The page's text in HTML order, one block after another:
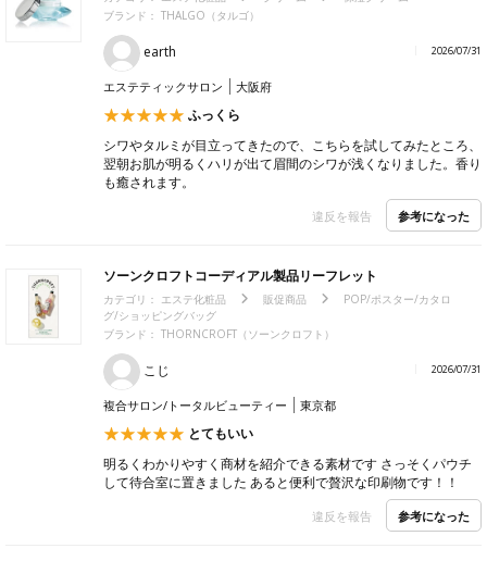
ブランド： THALGO（タルゴ）
earth 2026/07/31
エステティックサロン 大阪府
ふっくら
シワやタルミが目立ってきたので、こちらを試してみたところ、
翌朝お肌が明るくハリが出て眉間のシワが浅くなりました。香り
も癒されます。
違反を報告 参考になった
ソーンクロフトコーディアル製品リーフレット
カテゴリ： エステ化粧品 販促商品
POP/ポスター/カタロ
グ/ショッピングバッグ
ブランド： THORNCROFT（ソーンクロフト）
こじ 2026/07/31
複合サロン/トータルビューティー 東京都
とてもいい
明るくわかりやすく商材を紹介できる素材です さっそくパウチ
して待合室に置きました あると便利で贅沢な印刷物です！！
違反を報告 参考になった